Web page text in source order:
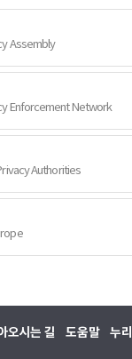
Assembly
Enforcement Network
Authorities
오시는 길 도움말 누